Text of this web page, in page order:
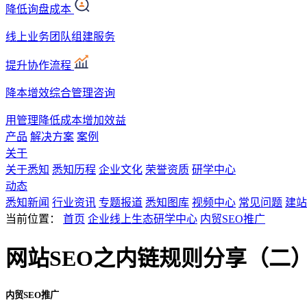
降低询盘成本
线上业务团队组建服务
提升协作流程
降本增效综合管理咨询
用管理降低成本增加效益
产品 解决方案 案例
关于
关于悉知 悉知历程 企业文化 荣誉资质 研学中心
动态
悉知新闻 行业资讯 专题报道 悉知图库 视频中心 常见问题 建
当前位置：
首页 企业线上生态研学中心 内贸SEO推广
网站SEO之内链规则分享（二
内贸SEO推广